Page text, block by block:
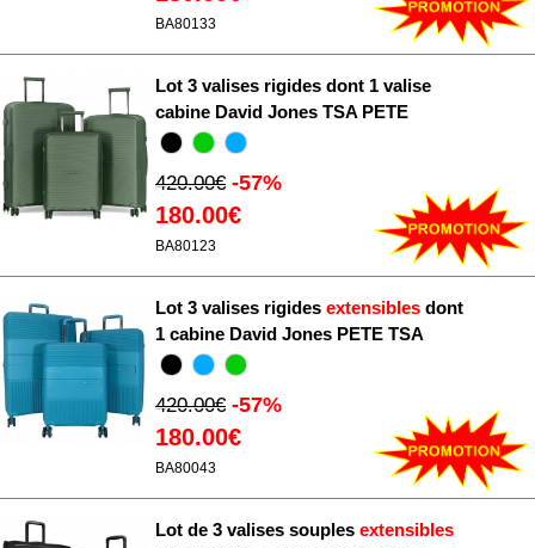
BA80133
Lot 3 valises rigides dont 1 valise
cabine David Jones TSA PETE
420.00€ -57%
180.00€
BA80123
Lot 3 valises rigides extensibles dont
1 cabine David Jones PETE TSA
420.00€ -57%
180.00€
BA80043
Lot de 3 valises souples extensibles